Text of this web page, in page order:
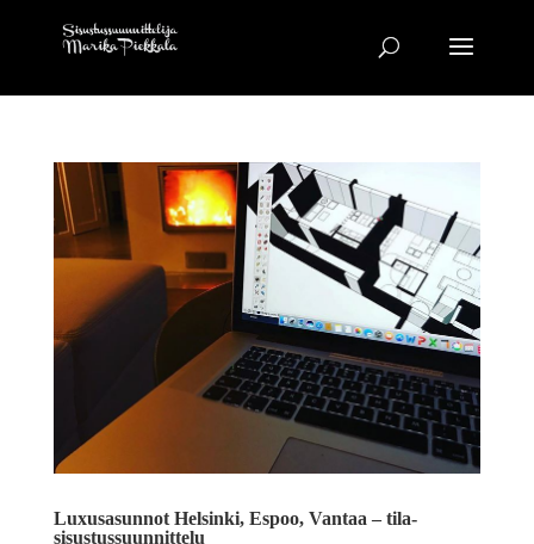
Luxusasunnot Helsinki, Espoo, Vantaa – tila-
sisustussuunnittelu